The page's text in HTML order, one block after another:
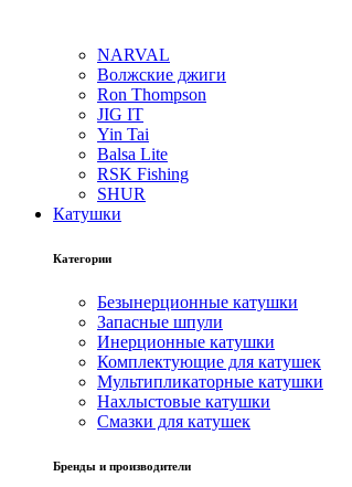
NARVAL
Волжские джиги
Ron Thompson
JIG IT
Yin Tai
Balsa Lite
RSK Fishing
SHUR
Катушки
Категории
Безынерционные катушки
Запасные шпули
Инерционные катушки
Комплектующие для катушек
Мультипликаторные катушки
Нахлыстовые катушки
Смазки для катушек
Бренды и производители